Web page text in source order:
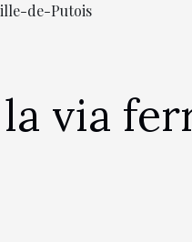
de-Putois
via